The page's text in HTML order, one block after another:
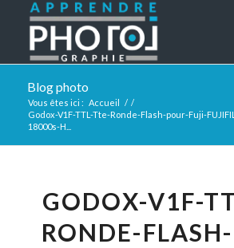
Blog photo
Vous êtes ici : Accueil / /
Godox-V1F-TTL-Tte-Ronde-Flash-pour-Fuji-
18000s-H...
GODOX-V1F-
RONDE-